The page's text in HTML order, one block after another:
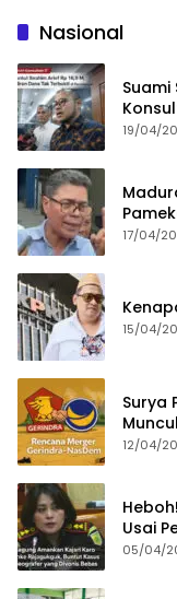
Nasional
Tahun
19/04/
17/04/
15/04/
Surya
dan
12/04/
Usai
05/04/